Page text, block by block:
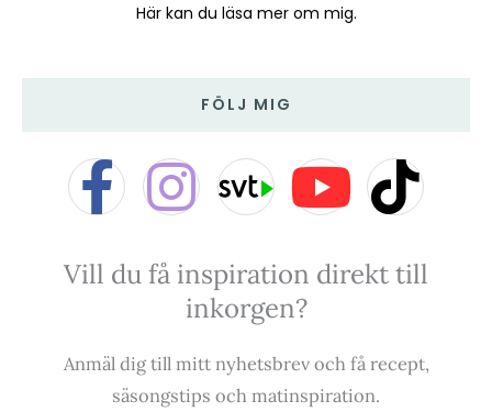
Här kan du läsa mer om mig.
FÖLJ MIG
F
a
c
e
I
n
s
t
Y
o
u
t
T
i
k
t
Vill du få inspiration direkt till
inkorgen?
Anmäl dig till mitt nyhetsbrev och få recept,
säsongstips och matinspiration.